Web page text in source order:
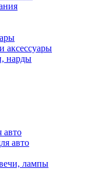
аксессуары
нарды
авто
авто
лампы